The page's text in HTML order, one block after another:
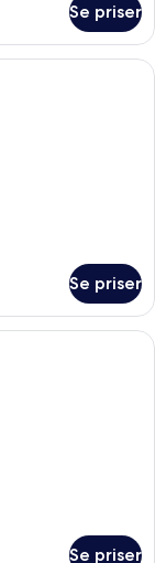
Se priser
av högsta kvalitet och
Se priser
av högsta kvalitet och
Se priser